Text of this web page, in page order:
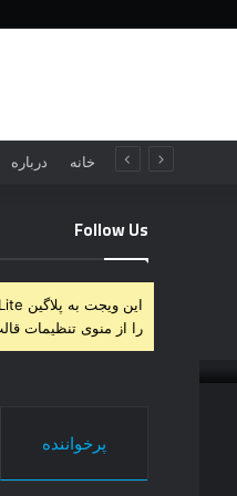
خانه درباره
Follow Us
را از منوی تنظیمات
پرخواننده